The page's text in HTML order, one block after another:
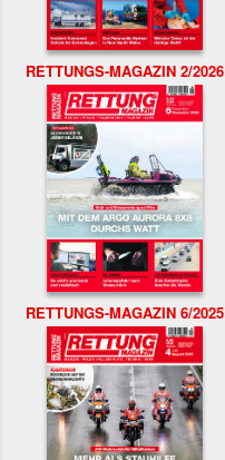
RETTUNGS-MAGAZIN 2/2026
RETTUNGS-MAGAZIN 6/2025